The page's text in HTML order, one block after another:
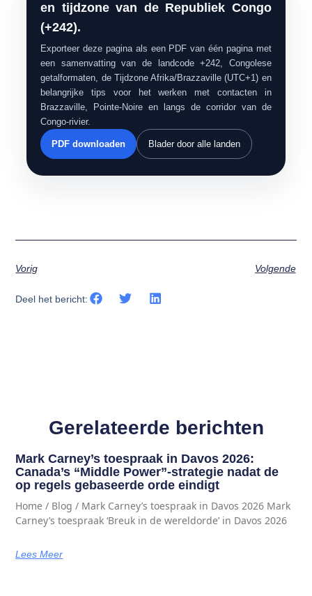
en tijdzone van de Republiek Congo
(+242).
Exporteer deze pagina als een PDF van één pagina met
een samenvatting van de landcode +242, Congolese
getalformaten, de Tijdzone Afrika/Brazzaville (UTC+1) en
belangrijke tips voor het werken met contacten in
Brazzaville, Pointe-Noire en langs de corridor van de
Congo-rivier.
PDF downloaden Blader door alle landen
Vorig Volgende
Deel het bericht:
Gerelateerde berichten
Mark Carney’s toespraak in Davos 2026:
Canada’s “Middle Power”-strategie nadat de
op regels gebaseerde orde eindigt
Home / Blog / Mark Carney’s toespraak in Davos 2026 Mark
Carney’s toespraak ‘Breuk in de wereldorde’ in Davos 2026
Lees Meer